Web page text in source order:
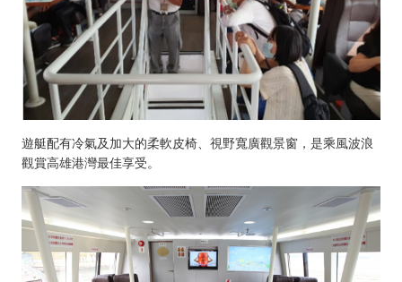
遊艇配有冷氣及加大的柔軟皮椅、視野寬廣觀景窗，是乘風波浪
觀賞高雄港灣最佳享受。